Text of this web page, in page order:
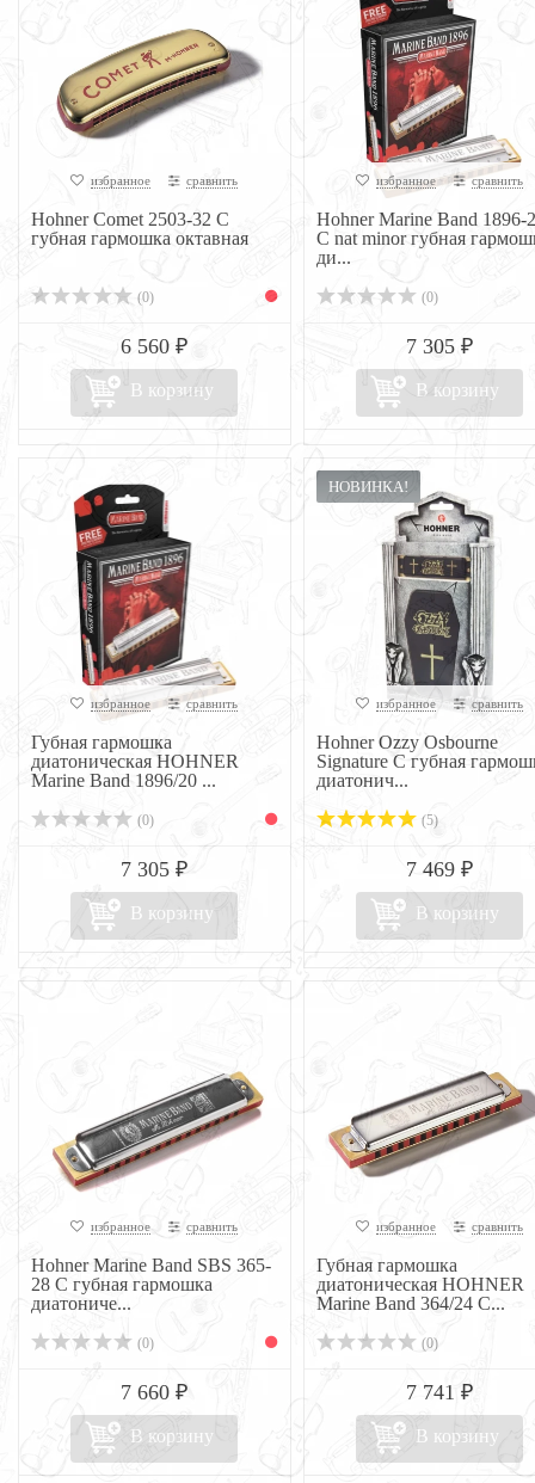
избранное сравнить
Hohner Comet 2503-32 C
губная гармошка октавная
(0)
6 560 ₽
В корзину
избранное сравнить
Hohner Marine Band 1896-
C nat minor губная
ди...
(0)
7 305 ₽
В корзину
избранное сравнить
Губная гармошка
диатоническая HOHNER
Marine Band 1896/20 ...
(0)
7 305 ₽
В корзину
НОВИНКА!
избранное сравнить
Hohner Ozzy Osbourne
Signature C губная
диатонич...
(5)
7 469 ₽
В корзину
избранное сравнить
Hohner Marine Band SBS 365-
28 C губная гармошка
диатониче...
(0)
7 660 ₽
В корзину
избранное сравнить
Губная гармошка
диатоническая HOHNER
Marine Band 364/24 C...
(0)
7 741 ₽
В корзину